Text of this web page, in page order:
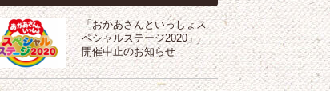
「おかあさんといっしょス
ペシャルステージ2020」
開催中止のお知らせ